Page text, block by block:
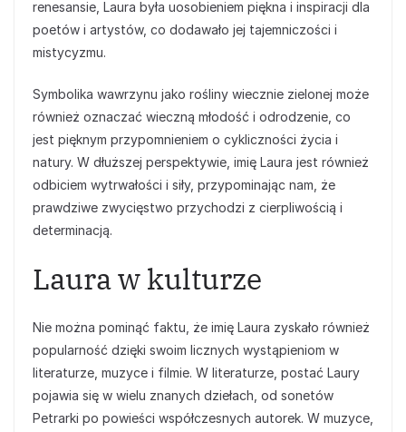
renesansie, Laura była uosobieniem piękna i inspiracji dla
poetów i artystów, co dodawało jej tajemniczości i
mistycyzmu.
Symbolika wawrzynu jako rośliny wiecznie zielonej może
również oznaczać wieczną młodość i odrodzenie, co
jest pięknym przypomnieniem o cykliczności życia i
natury. W dłuższej perspektywie, imię Laura jest również
odbiciem wytrwałości i siły, przypominając nam, że
prawdziwe zwycięstwo przychodzi z cierpliwością i
determinacją.
Laura w kulturze
Nie można pominąć faktu, że imię Laura zyskało również
popularność dzięki swoim licznych wystąpieniom w
literaturze, muzyce i filmie. W literaturze, postać Laury
pojawia się w wielu znanych dziełach, od sonetów
Petrarki po powieści współczesnych autorek. W muzyce,